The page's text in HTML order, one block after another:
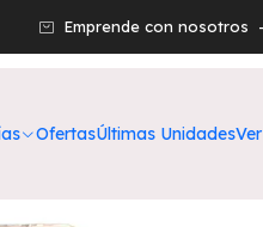
OfertasÚltimas Unidades
Emprende con nosotros -
Belleza Ojos